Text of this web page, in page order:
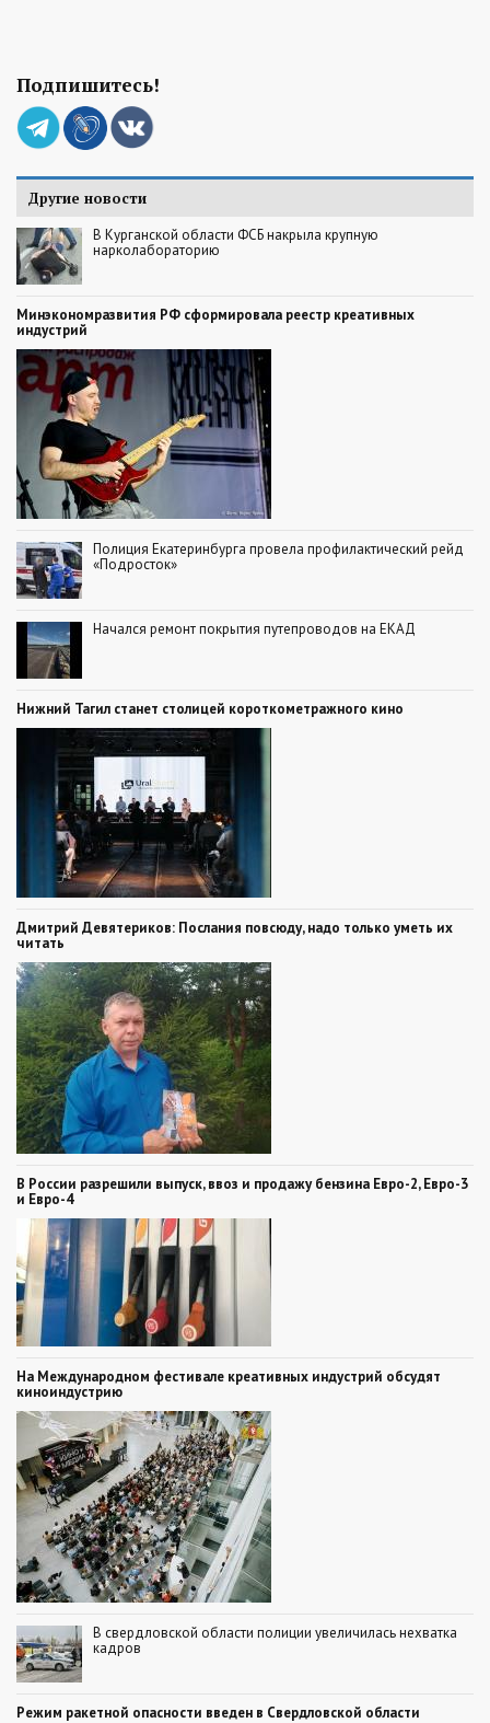
Подпишитесь!
Другие новости
В Курганской области ФСБ накрыла крупную
нарколабораторию
Минэкономразвития РФ сформировала реестр креативных
индустрий
Полиция Екатеринбурга провела профилактический рейд
«Подросток»
Начался ремонт покрытия путепроводов на ЕКАД
Нижний Тагил станет столицей короткометражного кино
Дмитрий Девятериков: Послания повсюду, надо только уметь их
читать
В России разрешили выпуск, ввоз и продажу бензина Евро-2, Евро-3
и Евро-4
На Международном фестивале креативных индустрий обсудят
киноиндустрию
В свердловской области полиции увеличилась нехватка
кадров
Режим ракетной опасности введен в Свердловской области